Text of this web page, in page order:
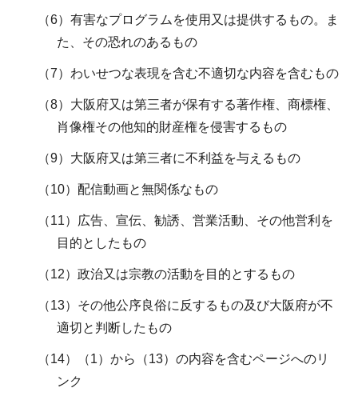
（6）有害なプログラムを使用又は提供するもの。ま
た、その恐れのあるもの
（7）わいせつな表現を含む不適切な内容を含むもの
（8）大阪府又は第三者が保有する著作権、商標権、
肖像権その他知的財産権を侵害するもの
（9）大阪府又は第三者に不利益を与えるもの
（10）配信動画と無関係なもの
（11）広告、宣伝、勧誘、営業活動、その他営利を
目的としたもの
（12）政治又は宗教の活動を目的とするもの
（13）その他公序良俗に反するもの及び大阪府が不
適切と判断したもの
（14）（1）から（13）の内容を含むページへのリ
ンク